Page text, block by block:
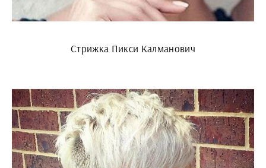
Стрижка Пикси Калманович